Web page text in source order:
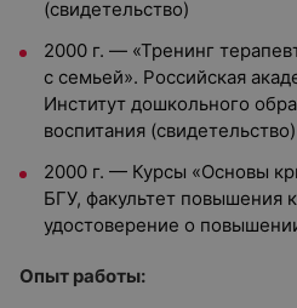
(свидетельство)
2000 г. — «Тренинг
с семьей». Российская
Институт дошкольного
воспитания (свидетельство)
2000 г. — Курсы «Основы
БГУ, факультет повышения
удостоверение о
Опыт работы: